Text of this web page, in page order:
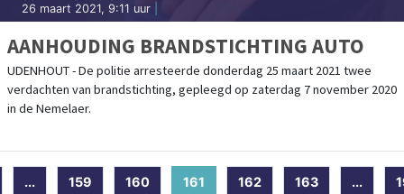
26 maart 2021, 9:11 uur
AANHOUDING BRANDSTICHTING AUTO
UDENHOUT - De politie arresteerde donderdag 25 maart 2021 twee
verdachten van brandstichting, gepleegd op zaterdag 7 november 2020
in de Nemelaer.
... 159 160 161 (current)
162 163 ...